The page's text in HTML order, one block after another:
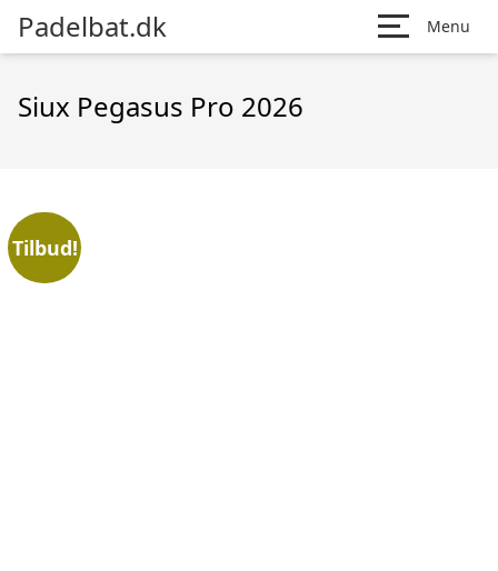
Padelbat.dk Menu
Siux Pegasus Pro 2026
Tilbud!